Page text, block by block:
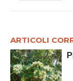
ARTICOLI